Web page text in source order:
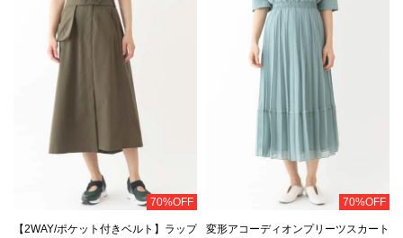
70%OFF
【2WAY/ポケット付きベルト】ラップ
70%OFF
変形アコーディオンプリーツスカート